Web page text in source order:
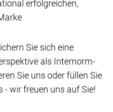
erfolgreichen,
Sie sich eine
als Internorm-
Sie uns oder füllen Sie
- wir freuen uns auf Sie!